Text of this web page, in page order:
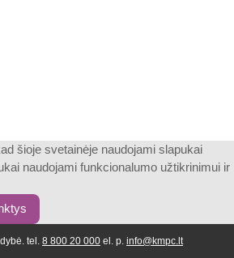
šioje svetainėje naudojami slapukai
naudojami funkcionalumo užtikrinimui ir
tel. 8 800 20 000 el. p. info@kmpc.lt